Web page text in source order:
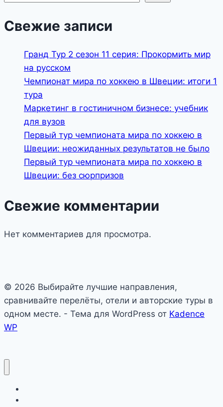
Свежие записи
Гранд Тур 2 сезон 11 серия: Прокормить мир
на русском
Чемпионат мира по хоккею в Швеции: итоги 1
тура
Маркетинг в гостиничном бизнесе: учебник
для вузов
Первый тур чемпионата мира по хоккею в
Швеции: неожиданных результатов не было
Первый тур чемпионата мира по хоккею в
Швеции: без сюрпризов
Свежие комментарии
Нет комментариев для просмотра.
© 2026 Выбирайте лучшие направления,
сравнивайте перелёты, отели и авторские туры в
одном месте. - Тема для WordPress от Kadence
WP